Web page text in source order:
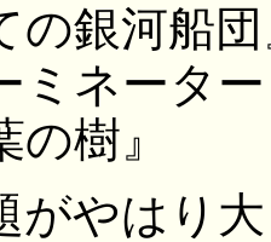
の銀河船
ミネータ
の樹』
がやはり